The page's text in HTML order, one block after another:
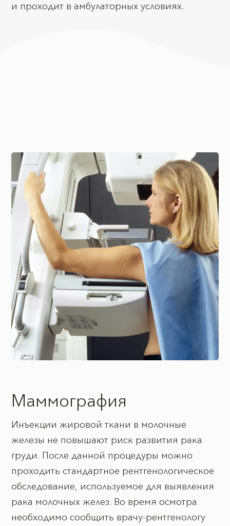
и проходит в амбулаторных условиях.
Маммография
Инъекции жировой ткани в молочные
железы не повышают риск развития рака
груди. После данной процедуры можно
проходить стандартное рентгенологическое
обследование, используемое для выявления
рака молочных желез. Во время осмотра
необходимо сообщить врачу-рентгенологу